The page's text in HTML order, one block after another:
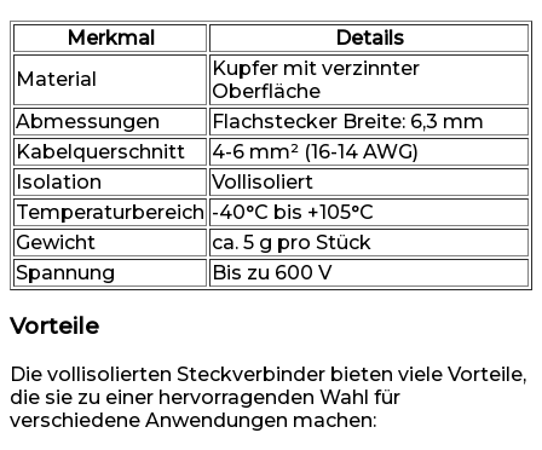
Merkmal
Details
Material
Kupfer mit verzinnter
Oberfläche
Abmessungen
Flachstecker Breite: 6,3 mm
Kabelquerschnitt
4-6 mm² (16-14 AWG)
Isolation
Vollisoliert
Temperaturbereich -40°C bis +105°C
Gewicht
ca. 5 g pro Stück
Spannung
Bis zu 600 V
Vorteile
Die vollisolierten Steckverbinder bieten viele Vorteile,
die sie zu einer hervorragenden Wahl für
verschiedene Anwendungen machen: